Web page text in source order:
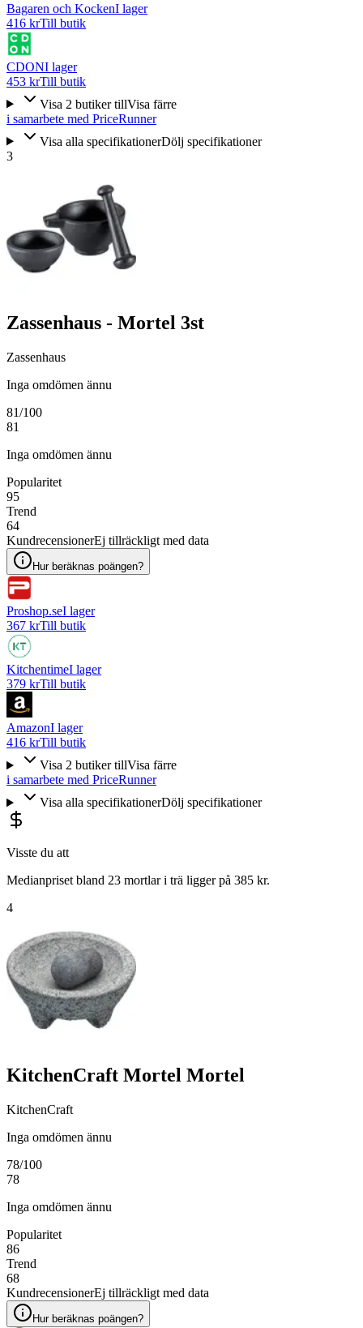
Bagaren och KockenI lager
416 krTill butik
CDONI lager
453 krTill butik
Visa 2 butiker tillVisa färre
i samarbete med PriceRunner
Visa alla specifikationerDölj specifikationer
3
Zassenhaus - Mortel 3st
Zassenhaus
Inga omdömen ännu
81/100
81
Inga omdömen ännu
Popularitet
95
Trend
64
KundrecensionerEj tillräckligt med data
Hur beräknas poängen?
Proshop.seI lager
367 krTill butik
KitchentimeI lager
379 krTill butik
AmazonI lager
416 krTill butik
Visa 2 butiker tillVisa färre
i samarbete med PriceRunner
Visa alla specifikationerDölj specifikationer
Visste du att
Medianpriset bland 23 mortlar i trä ligger på 385 kr.
4
KitchenCraft Mortel Mortel
KitchenCraft
Inga omdömen ännu
78/100
78
Inga omdömen ännu
Popularitet
86
Trend
68
KundrecensionerEj tillräckligt med data
Hur beräknas poängen?